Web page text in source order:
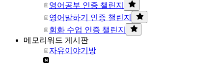
영어공부 인증 챌린지
영어말하기 인증 챌린지
회화 수업 인증 챌린지
메모리워드 게시판
자유이야기방